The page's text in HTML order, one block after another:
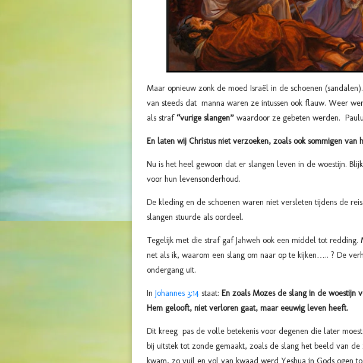
Maar opnieuw zonk de moed Israël in de schoenen
van steeds dat manna waren ze intussen ook flauw. Weer
als straf “vurige slangen” waardoor ze gebeten werden.
En laten wij Christus niet verzoeken, zoals ook sommigen
Nu is het heel gewoon dat er slangen leven in de woestijn.
voor hun levensonderhoud.
De kleding en de schoenen waren niet versleten tijdens de
slangen stuurde als oordeel.
Tegelijk met die straf gaf Jahweh ook een middel tot
net als ik, waarom een slang om naar op te kijken….. ? De
ondergang uit.
In Johannes 3:14 staat: En zoals Mozes de slang in de
Hem gelooft, niet verloren gaat, maar eeuwig leven heeft.
Dit kreeg pas de volle betekenis voor degenen die later
bij uitstek tot zonde gemaakt, zoals de slang het beeld van
kwam, zo vuil en vol van kwaad werd Yeshua in Gods ogen